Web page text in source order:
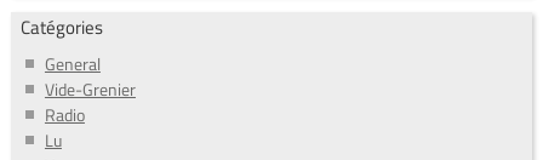
Catégories
General
Vide-Grenier
Radio
Lu